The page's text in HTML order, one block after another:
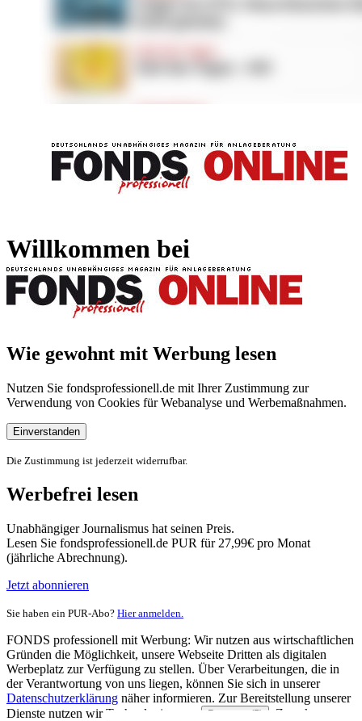
Willkommen bei
Wie gewohnt mit Werbung lesen
Nutzen Sie fondsprofessionell.de mit Ihrer Zustimmung zur
Verwendung von Cookies für Webanalyse und Werbemaßnahmen.
Einverstanden
Die Zustimmung ist jederzeit widerrufbar.
Werbefrei lesen
Unabhängiger Journalismus hat seinen Preis.
Lesen Sie fondsprofessionell.de PUR für 27,99€ pro Monat
(jährliche Abrechnung).
Jetzt abonnieren
Sie haben ein PUR-Abo? Hier anmelden.
FONDS professionell mit Werbung: Wir nutzen aus wirtschaftlichen
Gründen die Möglichkeit, unsere Webseite Dritten als digitalen
Werbeplatz zur Verfügung zu stellen. Über Verarbeitungen, die in
der Verantwortung von uns liegen, können Sie sich in unserer
Datenschutzerklärung näher informieren. Zur Bereitstellung unserer
Dienste nutzen wir Technologien von
Partnern (5)
. Zwecke: